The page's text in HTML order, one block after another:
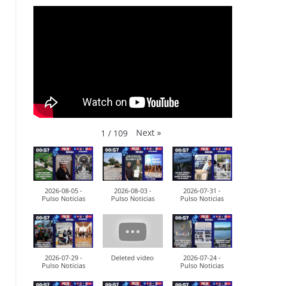
1 / 109 Next »
2026-08-05 -
Pulso Noticias
2026-08-03 -
Pulso Noticias
2026-07-31 -
Pulso Noticias
2026-07-29 -
Pulso Noticias
Deleted video
2026-07-24 -
Pulso Noticias